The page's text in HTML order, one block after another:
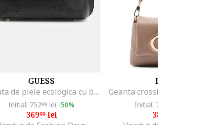
GUESS
Geanta de piele ecologica cu bareta de umar Serenova, Negru
Initial: 75299 lei -50%
36999lei
LIU JO
Initial: 759
380